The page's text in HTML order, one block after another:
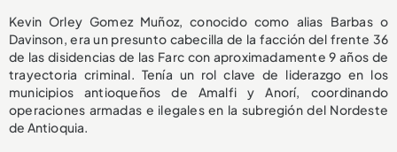
Kevin Orley Gomez Muñoz, conocido como alias Barbas o
Davinson, era un presunto cabecilla de la facción del frente 36
de las disidencias de las Farc con aproximadamente 9 años de
trayectoria criminal. Tenía un rol clave de liderazgo en los
municipios antioqueños de Amalfi y Anorí, coordinando
operaciones armadas e ilegales en la subregión del Nordeste
de Antioquia.